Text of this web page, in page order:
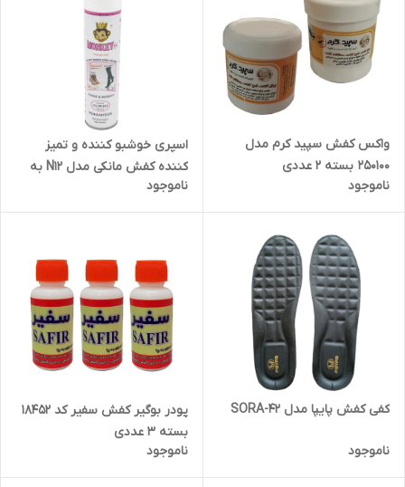
واکس کفش سپید کرم مدل
250100 بسته 2 عددی
ناموجود
اسپری خوشبو کننده و تمیز
کننده کفش مانکی مدل N12 به
همراه یک عدد پاشنه کش
ناموجود
کفی کفش پایپا مدل SORA-42
ناموجود
پودر بوگیر کفش سفیر کد 18452
بسته 3 عددی
ناموجود